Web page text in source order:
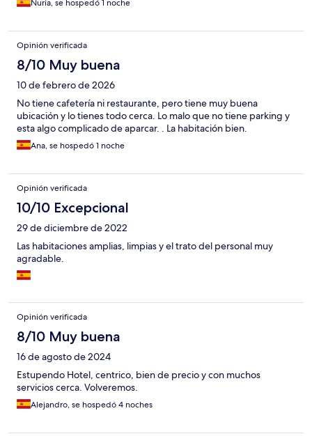
Nuria, se hospedó 1 noche
Opinión verificada
8/10 Muy buena
10 de febrero de 2026
No tiene cafetería ni restaurante, pero tiene muy buena
ubicación y lo tienes todo cerca. Lo malo que no tiene parking y
esta algo complicado de aparcar. . La habitación bien.
Ana, se hospedó 1 noche
Opinión verificada
10/10 Excepcional
29 de diciembre de 2022
Las habitaciones amplias, limpias y el trato del personal muy
agradable.
Opinión verificada
8/10 Muy buena
16 de agosto de 2024
Estupendo Hotel, centrico, bien de precio y con muchos
servicios cerca. Volveremos.
Alejandro, se hospedó 4 noches